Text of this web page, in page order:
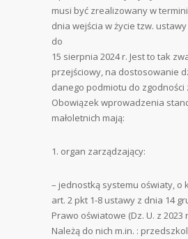
musi być zrealizowany w
dnia wejścia w życie tzw.
do
15 sierpnia 2024 r. Jest to tak
przejściowy, na dostosowanie
danego podmiotu do zgodności
Obowiązek wprowadzenia
małoletnich mają:
1. organ zarządzający:
– jednostką systemu oświaty, o
art. 2 pkt 1-8 ustawy z dnia 14
Prawo oświatowe (Dz. U. z 2023
Należą do nich m.in. :